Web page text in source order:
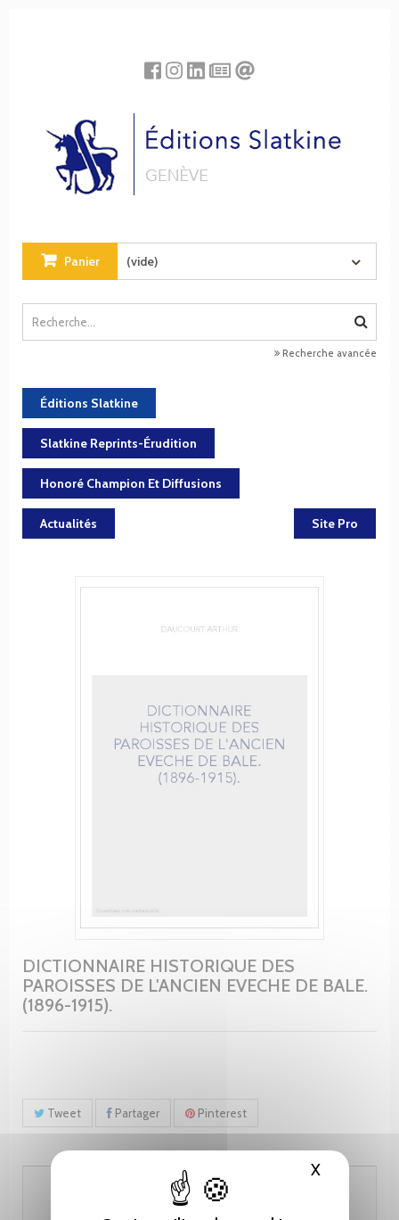
XMasquer
Panier (vide)
Recherche avancée
Éditions Slatkine
Slatkine Reprints-Érudition
Honoré Champion Et Diffusions
Actualités Site Pro
DICTIONNAIRE HISTORIQUE DES
PAROISSES DE L'ANCIEN EVECHE DE BALE.
(1896-1915).
Tweet Partager Pinterest
350.00 CHF